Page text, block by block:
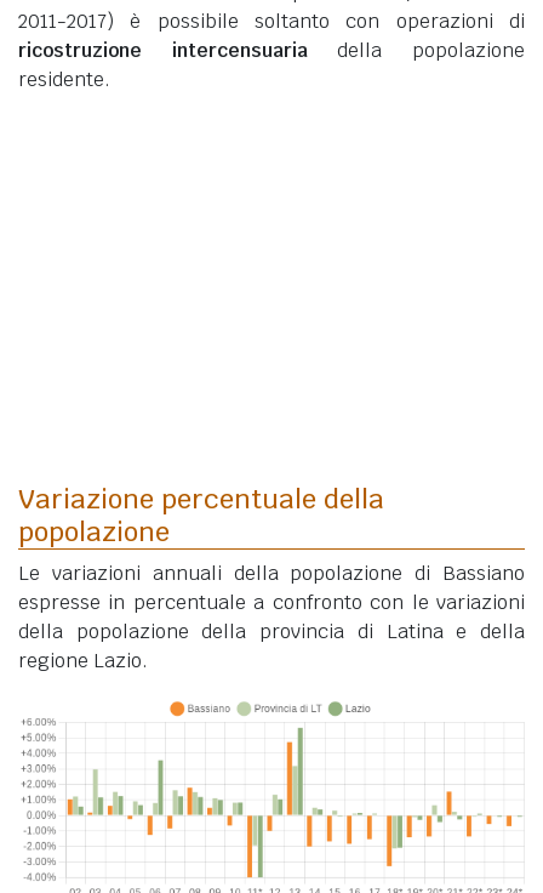
2011-2017) è possibile soltanto con operazioni di
ricostruzione intercensuariadella popolazione
residente.
Variazione percentuale della
popolazione
Le variazioni annuali della popolazione di Bassiano
espresse in percentuale a confronto con le variazioni
della popolazione della provincia di Latina e della
regione Lazio.